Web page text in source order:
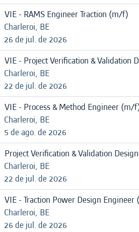
VIE - RAMS Engineer Traction (m/f)
Charleroi, BE
26 de jul. de 2026
VIE - Project Verification & Validation
Charleroi, BE
22 de jul. de 2026
VIE - Process & Method Engineer (m/
Charleroi, BE
5 de ago. de 2026
Project Verification & Validation
Charleroi, BE
22 de jul. de 2026
VIE - Traction Power Design
Charleroi, BE
26 de jul. de 2026